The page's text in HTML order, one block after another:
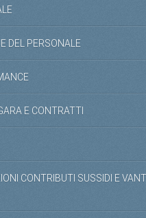
DEL PERSONALE
E CONTRATTI
CONTRIBUTI SUSSIDI E